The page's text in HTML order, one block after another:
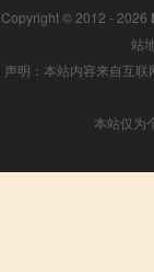
Copyright © 2012 - 2026
站
声明：本站内容来自互
本站仅为